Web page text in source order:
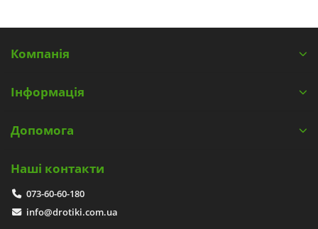
Компанія
Інформація
Допомога
Наші контакти
073-60-60-180
info@drotiki.com.ua